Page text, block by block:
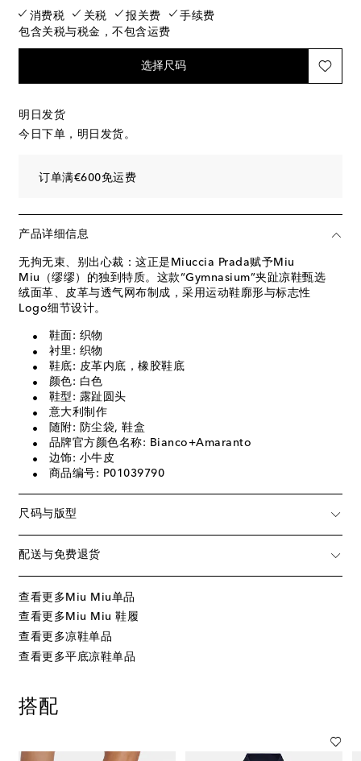
消费税
关税 报关费
手续费
包含关税与税金，不包含运费
选择尺码
明日发货
今日下单，明日发货。
订单满€600免运费
产品详细信息
无拘无束、别出心裁：这正是Miuccia Prada赋予Miu
Miu（缪缪）的独到特质。这款“Gymnasium”夹趾凉鞋甄选
绒面革、皮革与透气网布制成，采用运动鞋廓形与标志性
Logo细节设计。
鞋面: 织物
衬里: 织物
鞋底: 皮革内底，橡胶鞋底
颜色: 白色
鞋型: 露趾圆头
意大利制作
随附: 防尘袋, 鞋盒
品牌官方颜色名称: Bianco+Amaranto
边饰: 小牛皮
商品编号: P01039790
尺码与版型
配送与免费退货
查看更多Miu Miu单品
查看更多Miu Miu 鞋履
查看更多凉鞋单品
查看更多平底凉鞋单品
搭配